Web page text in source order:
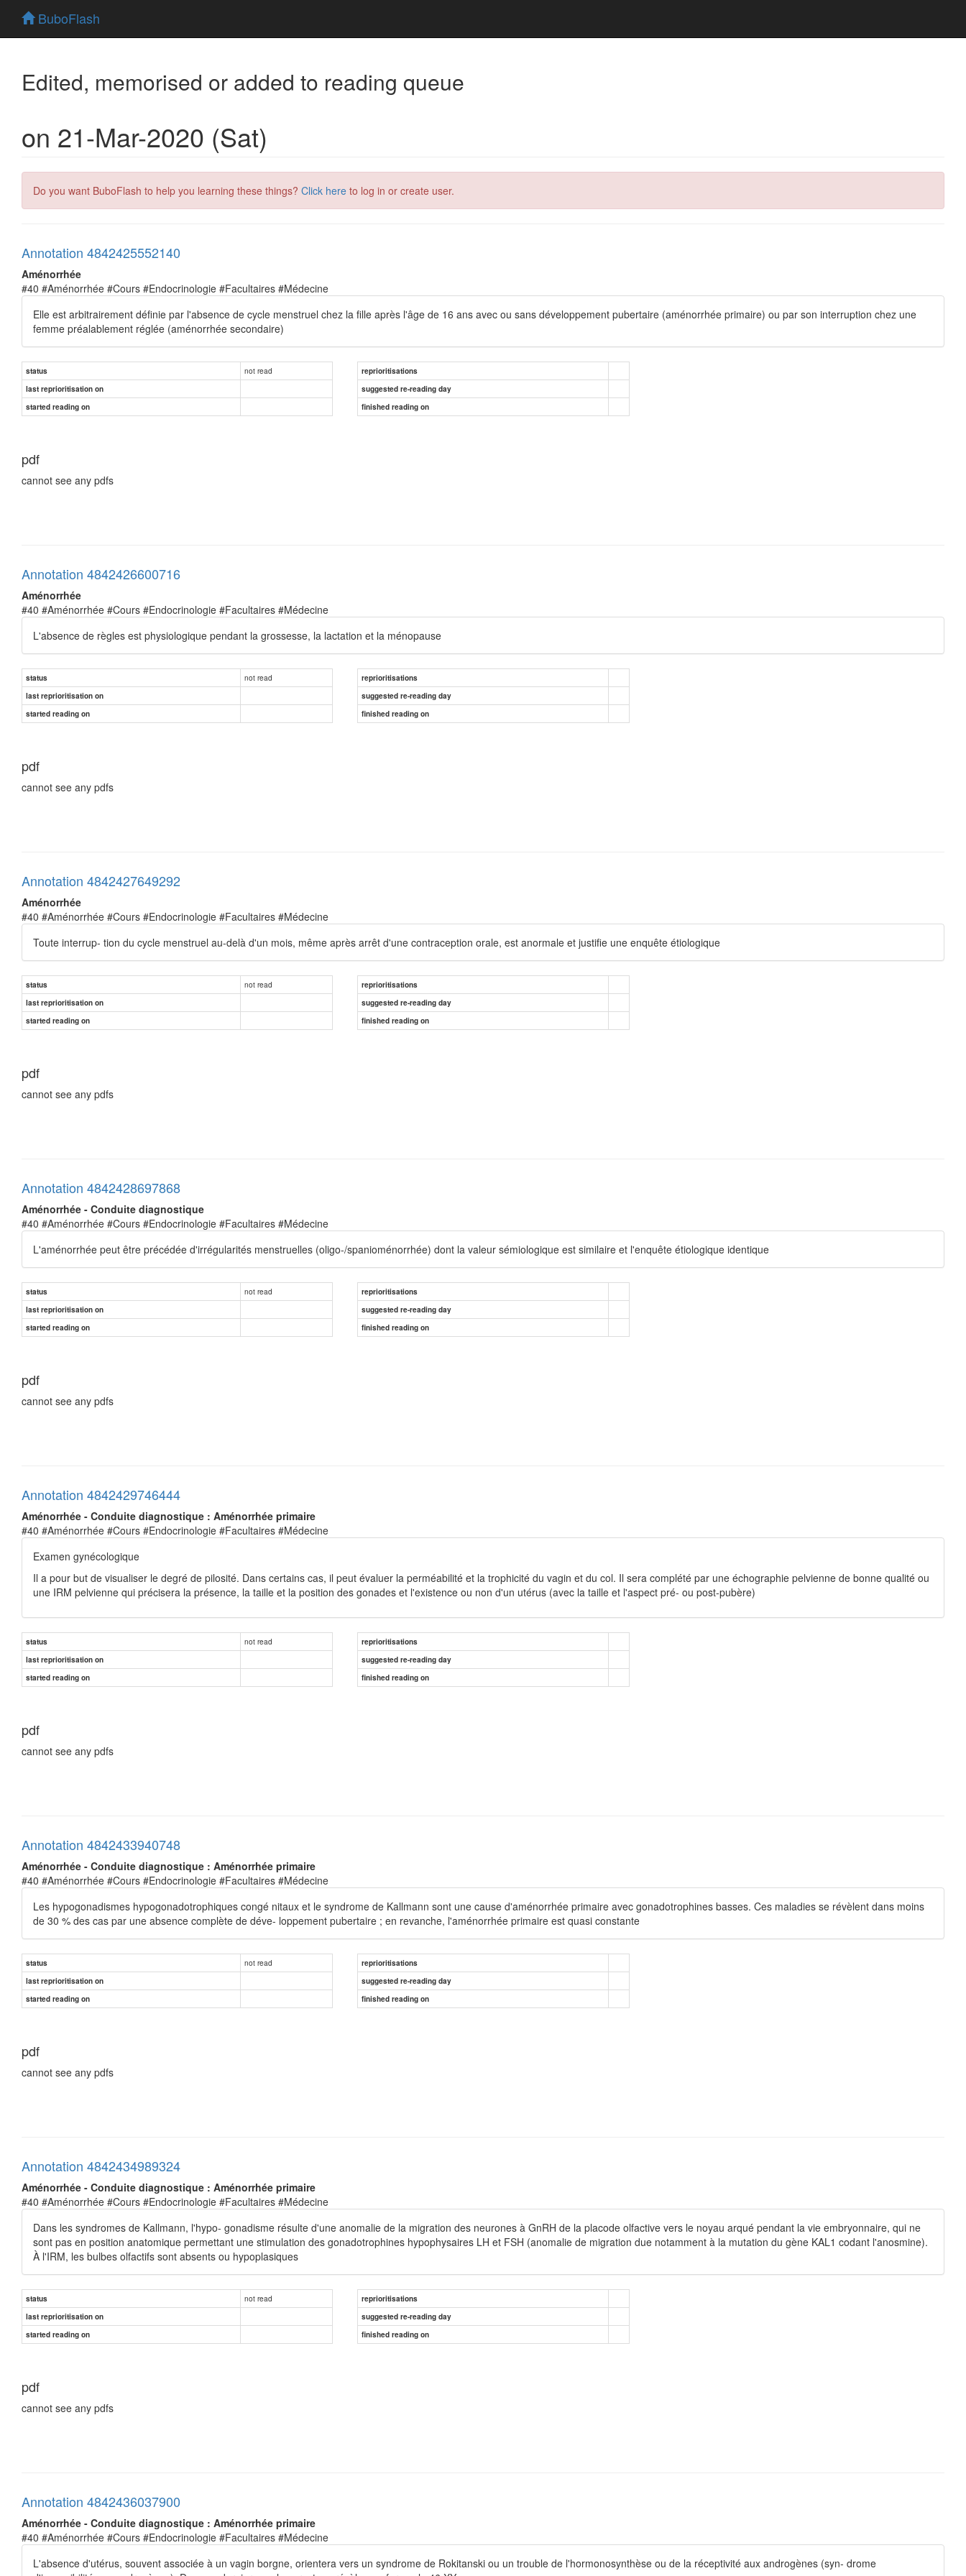
BuboFlash
Edited, memorised or added to reading queue
on 21-Mar-2020 (Sat)
Do you want BuboFlash to help you learning these things? Click here to log in or create user.
Annotation 4842425552140
Aménorrhée
#40 #Aménorrhée #Cours #Endocrinologie #Facultaires #Médecine
Elle est arbitrairement définie par l'absence de cycle menstruel chez la fille après l'âge de 16 ans avec ou sans développement pubertaire (aménorrhée primaire) ou par son interruption chez une
femme préalablement réglée (aménorrhée secondaire)
status not read
reprioritisations
last reprioritisation on
suggested re-reading day
started reading on
finished reading on
pdf
cannot see any pdfs
Annotation 4842426600716
Aménorrhée
#40 #Aménorrhée #Cours #Endocrinologie #Facultaires #Médecine
L'absence de règles est physiologique pendant la grossesse, la lactation et la ménopause
status not read
reprioritisations
last reprioritisation on
suggested re-reading day
started reading on
finished reading on
pdf
cannot see any pdfs
Annotation 4842427649292
Aménorrhée
#40 #Aménorrhée #Cours #Endocrinologie #Facultaires #Médecine
Toute interrup- tion du cycle menstruel au-delà d'un mois, même après arrêt d'une contraception orale, est anormale et justifie une enquête étiologique
status not read
reprioritisations
last reprioritisation on
suggested re-reading day
started reading on
finished reading on
pdf
cannot see any pdfs
Annotation 4842428697868
Aménorrhée - Conduite diagnostique
#40 #Aménorrhée #Cours #Endocrinologie #Facultaires #Médecine
L'aménorrhée peut être précédée d'irrégularités menstruelles (oligo-/spanioménorrhée) dont la valeur sémiologique est similaire et l'enquête étiologique identique
status not read
reprioritisations
last reprioritisation on
suggested re-reading day
started reading on
finished reading on
pdf
cannot see any pdfs
Annotation 4842429746444
Aménorrhée - Conduite diagnostique : Aménorrhée primaire
#40 #Aménorrhée #Cours #Endocrinologie #Facultaires #Médecine
Examen gynécologique
Il a pour but de visualiser le degré de pilosité. Dans certains cas, il peut évaluer la perméabilité et la trophicité du vagin et du col. Il sera complété par une échographie pelvienne de bonne qualité ou
une IRM pelvienne qui précisera la présence, la taille et la position des gonades et l'existence ou non d'un utérus (avec la taille et l'aspect pré- ou post-pubère)
status not read
reprioritisations
last reprioritisation on
suggested re-reading day
started reading on
finished reading on
pdf
cannot see any pdfs
Annotation 4842433940748
Aménorrhée - Conduite diagnostique : Aménorrhée primaire
#40 #Aménorrhée #Cours #Endocrinologie #Facultaires #Médecine
Les hypogonadismes hypogonadotrophiques congé nitaux et le syndrome de Kallmann sont une cause d'aménorrhée primaire avec gonadotrophines basses. Ces maladies se révèlent dans moins
de 30 % des cas par une absence complète de déve- loppement pubertaire ; en revanche, l'aménorrhée primaire est quasi constante
status not read
reprioritisations
last reprioritisation on
suggested re-reading day
started reading on
finished reading on
pdf
cannot see any pdfs
Annotation 4842434989324
Aménorrhée - Conduite diagnostique : Aménorrhée primaire
#40 #Aménorrhée #Cours #Endocrinologie #Facultaires #Médecine
Dans les syndromes de Kallmann, l'hypo- gonadisme résulte d'une anomalie de la migration des neurones à GnRH de la placode olfactive vers le noyau arqué pendant la vie embryonnaire, qui ne
sont pas en position anatomique permettant une stimulation des gonadotrophines hypophysaires LH et FSH (anomalie de migration due notamment à la mutation du gène KAL1 codant l'anosmine).
À l'IRM, les bulbes olfactifs sont absents ou hypoplasiques
status not read
reprioritisations
last reprioritisation on
suggested re-reading day
started reading on
finished reading on
pdf
cannot see any pdfs
Annotation 4842436037900
Aménorrhée - Conduite diagnostique : Aménorrhée primaire
#40 #Aménorrhée #Cours #Endocrinologie #Facultaires #Médecine
L'absence d'utérus, souvent associée à un vagin borgne, orientera vers un syndrome de Rokitanski ou un trouble de l'hormonosynthèse ou de la réceptivité aux androgènes (syn- drome